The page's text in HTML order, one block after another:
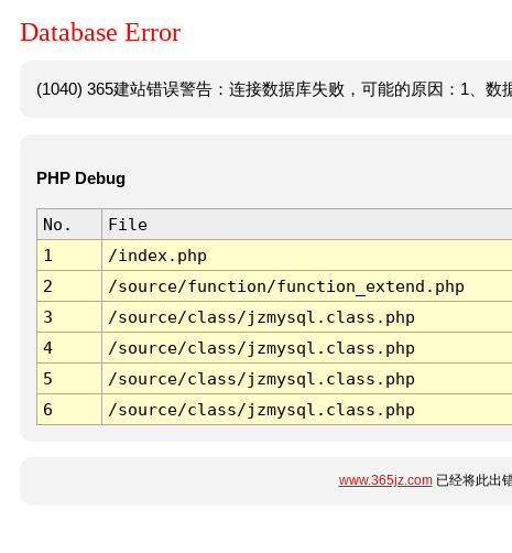
Database Error
(1040) 365建站错误警告：连接数据库失败，可能的原因：1、数
PHP Debug
No. File
1
/index.php
2
/source/function/function_extend.php
3
/source/class/jzmysql.class.php
4
/source/class/jzmysql.class.php
5
/source/class/jzmysql.class.php
6
/source/class/jzmysql.class.php
www.365jz.com已经将此出